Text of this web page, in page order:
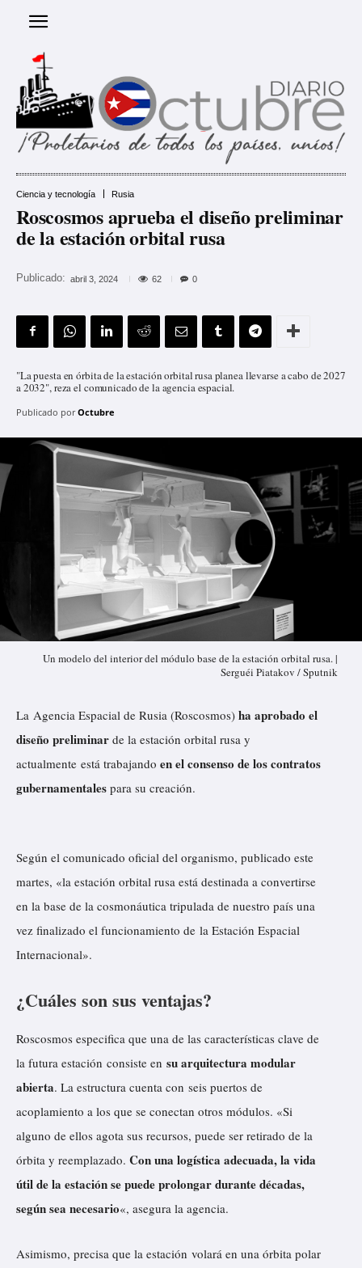
Ciencia y tecnología Rusia
Roscosmos aprueba el diseño preliminar
de la estación orbital rusa
Publicado: abril 3, 2024 62 0
"La puesta en órbita de la estación orbital rusa planea llevarse a cabo de 2027
a 2032", reza el comunicado de la agencia espacial.
Publicado por Octubre
Un modelo del interior del módulo base de la estación orbital rusa. |
Serguéi Piatakov / Sputnik
La Agencia Espacial de Rusia (Roscosmos) ha aprobado el
diseño preliminar de la estación orbital rusa y
actualmente está trabajando en el consenso de los contratos
gubernamentales para su creación.
Según el comunicado oficial del organismo, publicado este
martes, «la estación orbital rusa está destinada a convertirse
en la base de la cosmonáutica tripulada de nuestro país una
vez finalizado el funcionamiento de la Estación Espacial
Internacional».
¿Cuáles son sus ventajas?
Roscosmos especifica que una de las características clave de
la futura estación consiste en su arquitectura modular
abierta. La estructura cuenta con seis puertos de
acoplamiento a los que se conectan otros módulos. «Si
alguno de ellos agota sus recursos, puede ser retirado de la
órbita y reemplazado. Con una logística adecuada, la vida
útil de la estación se puede prolongar durante décadas,
según sea necesario«, asegura la agencia.
Asimismo, precisa que la estación volará en una órbita polar